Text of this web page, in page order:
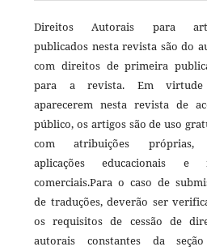
Direitos Autorais para
publicados nesta revista são do
com direitos de primeira
para a revista. Em
aparecerem nesta revista de
público, os artigos são de uso
com atribuições próprias,
aplicações educacionais e
comerciais.Para o caso de
de traduções, deverão ser
os requisitos de cessão de
autorais constantes da